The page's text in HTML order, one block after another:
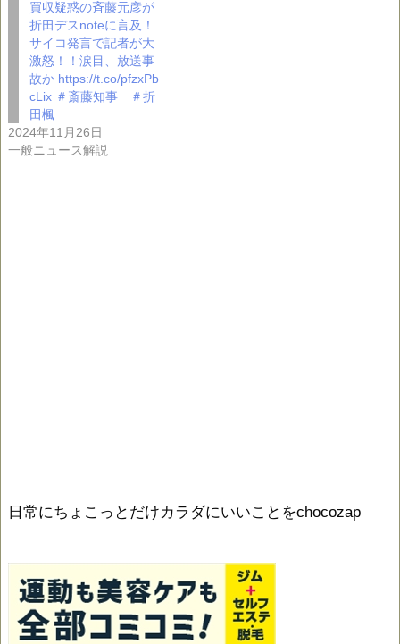
買収疑惑の斉藤元彦が
折田デスnoteに言及！
サイコ発言で記者が大
激怒！！涙目、放送事
故か https://t.co/pfzxPb
cLix ＃斎藤知事 ＃折
田楓
2024年11月26日
一般ニュース解説
日常にちょこっとだけカラダにいいことをchocozap